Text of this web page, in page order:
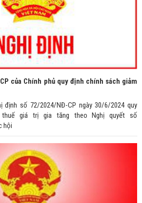
của Chính phủ quy định chính sách giảm
định số 72/2024/NĐ-CP ngày 30/6/2024 quy
thuế giá trị gia tăng theo Nghị quyết số
hội